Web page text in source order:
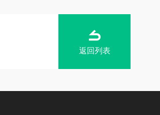
返回列表